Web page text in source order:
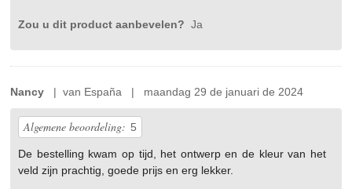
Zou u dit product aanbevelen? Ja
Nancy | van España | maandag 29 de januari de 2024
Algemene beoordeling: 5
De bestelling kwam op tijd, het ontwerp en de kleur van het
veld zijn prachtig, goede prijs en erg lekker.